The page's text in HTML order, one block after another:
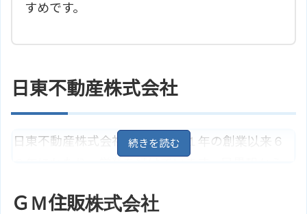
すめです。
日東不動産株式会社
日東不動産株式会社は、昭和３１年の創業以来６
業用物件の賃貸・売買を行っています。また、土
ＧＭ住販株式会社